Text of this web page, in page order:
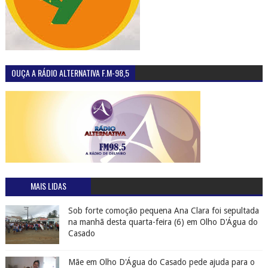
OUÇA A RÁDIO ALTERNATIVA F.M-98,5
MAIS LIDAS
Sob forte comoção pequena Ana Clara foi sepultada
na manhã desta quarta-feira (6) em Olho D'Água do
Casado
Mãe em Olho D'Água do Casado pede ajuda para o